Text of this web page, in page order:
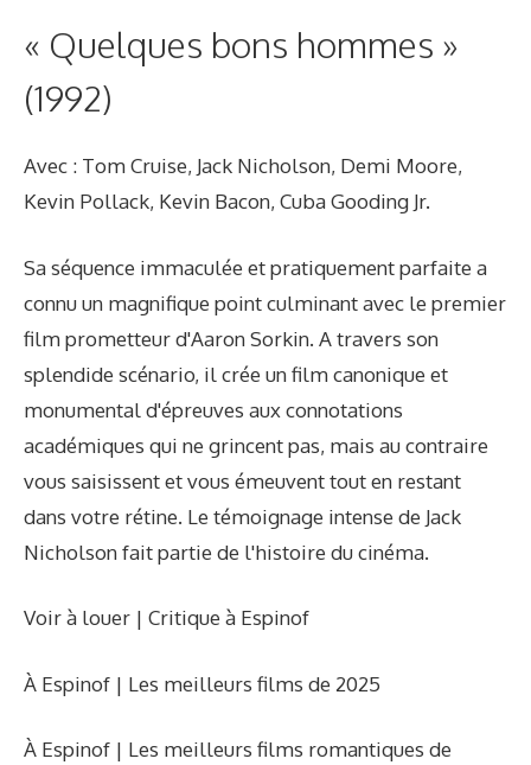
« Quelques bons hommes »
(1992)
Avec : Tom Cruise, Jack Nicholson, Demi Moore,
Kevin Pollack, Kevin Bacon, Cuba Gooding Jr.
Sa séquence immaculée et pratiquement parfaite a
connu un magnifique point culminant avec le premier
film prometteur d'Aaron Sorkin. A travers son
splendide scénario, il crée un film canonique et
monumental d'épreuves aux connotations
académiques qui ne grincent pas, mais au contraire
vous saisissent et vous émeuvent tout en restant
dans votre rétine. Le témoignage intense de Jack
Nicholson fait partie de l'histoire du cinéma.
Voir à louer | Critique à Espinof
À Espinof | Les meilleurs films de 2025
À Espinof | Les meilleurs films romantiques de